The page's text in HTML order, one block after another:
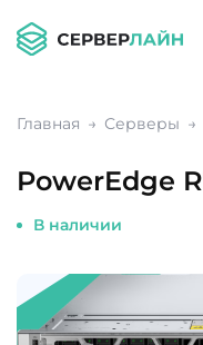
Главная Серверы
PowerEdge
В наличии